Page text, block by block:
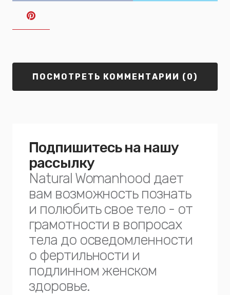
ПОСМОТРЕТЬ КОММЕНТАРИИ (0)
Подпишитесь на нашу
рассылку
Natural Womanhood дает
вам возможность познать
и полюбить свое тело - от
грамотности в вопросах
тела до осведомленности
о фертильности и
подлинном женском
здоровье.